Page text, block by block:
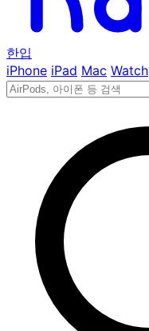
한입
iPhone iPad Mac Watch